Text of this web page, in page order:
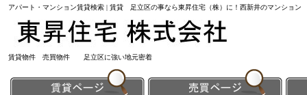
アパート・マンション賃貸検索 | 賃貸 足立区の事なら東昇住宅（株）に！西新井のマンシ
賃貸物件 売買物件 足立区に強い地元密着